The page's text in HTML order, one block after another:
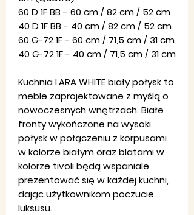
60 D 1F BB - 60 cm / 82 cm / 52 cm
40 D 1F BB - 40 cm / 82 cm / 52 cm
60 G-72 1F - 60 cm / 71,5 cm / 31 cm
40 G-72 1F - 40 cm / 71,5 cm / 31 cm
Kuchnia LARA WHITE biały połysk to
meble zaprojektowane z myślą o
nowoczesnych wnętrzach. Białe
fronty wykończone na wysoki
połysk w połączeniu z korpusami
w kolorze białym oraz blatami w
kolorze tivoli będą wspaniale
prezentować się w każdej kuchni,
dając użytkownikom poczucie
luksusu.